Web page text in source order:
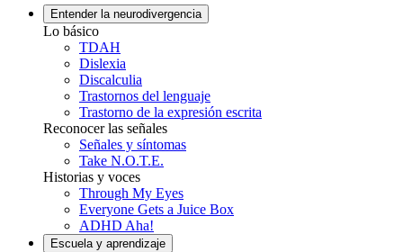
Entender la neurodivergencia
Lo básico
TDAH
Dislexia
Discalculia
Trastornos del lenguaje
Trastorno de la expresión escrita
Reconocer las señales
Señales y síntomas
Take N.O.T.E.
Historias y voces
Through My Eyes
Everyone Gets a Juice Box
ADHD Aha!
Escuela y aprendizaje